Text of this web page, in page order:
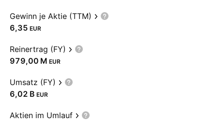
Gewinn je Aktie (TTM)
6,35 EUR
Reinertrag (FY)
‪979,00 M‬ EUR
Umsatz (FY)
‪6,02 B‬ EUR
Aktien im Umlauf